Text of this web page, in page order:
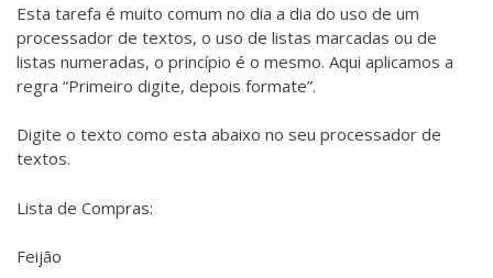
Esta tarefa é muito comum no dia a dia do uso de um
processador de textos, o uso de listas marcadas ou de
listas numeradas, o princípio é o mesmo. Aqui aplicamos a
regra “Primeiro digite, depois formate”.
Digite o texto como esta abaixo no seu processador de
textos.
Lista de Compras:
Feijão